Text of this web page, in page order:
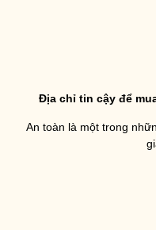
Địa chỉ tin cậy để
An toàn là một trong